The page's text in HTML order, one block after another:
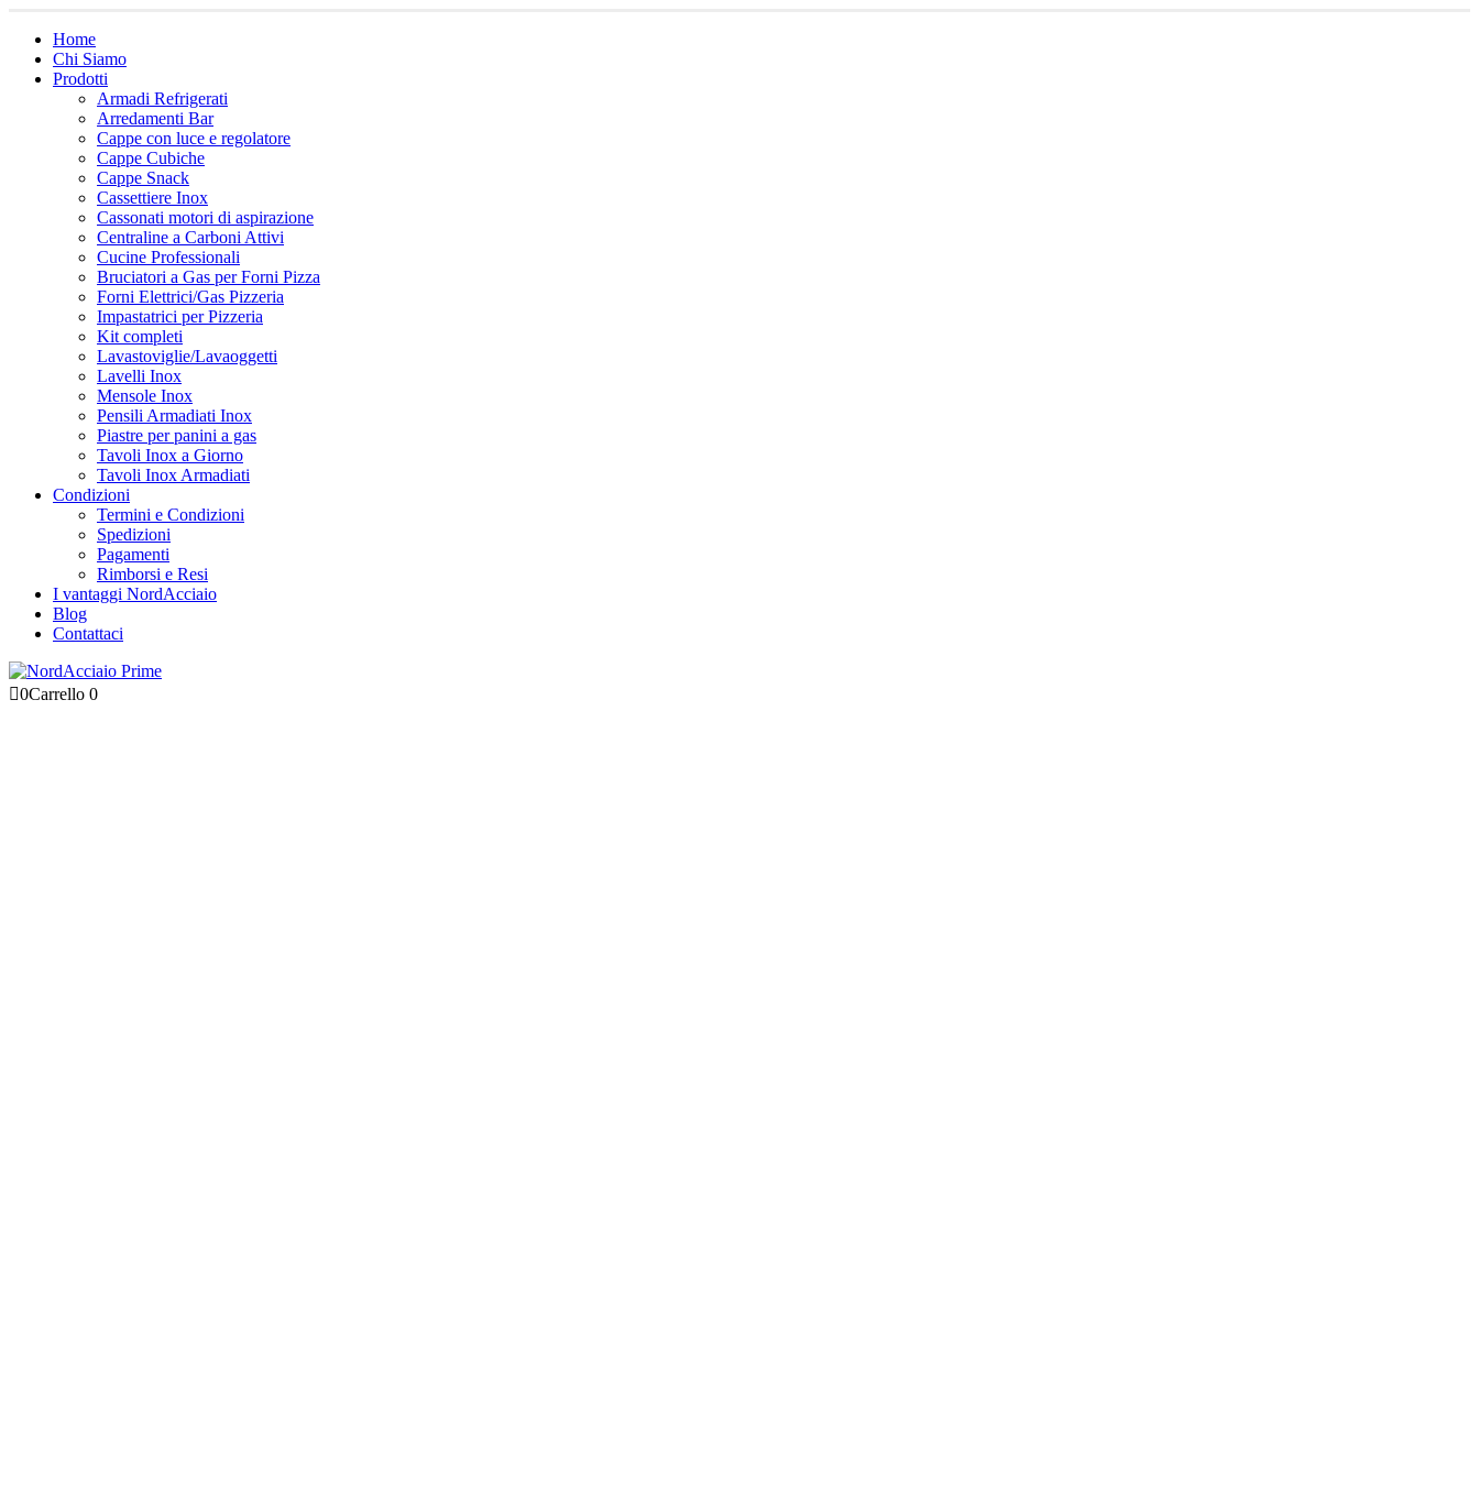
Home
Chi Siamo
Prodotti
Armadi Refrigerati
Arredamenti Bar
Cappe con luce e regolatore
Cappe Cubiche
Cappe Snack
Cassettiere Inox
Cassonati motori di aspirazione
Centraline a Carboni Attivi
Cucine Professionali
Bruciatori a Gas per Forni Pizza
Forni Elettrici/Gas Pizzeria
Impastatrici per Pizzeria
Kit completi
Lavastoviglie/Lavaoggetti
Lavelli Inox
Mensole Inox
Pensili Armadiati Inox
Piastre per panini a gas
Tavoli Inox a Giorno
Tavoli Inox Armadiati
Condizioni
Termini e Condizioni
Spedizioni
Pagamenti
Rimborsi e Resi
I vantaggi NordAcciaio
Blog
Contattaci
0Carrello 0